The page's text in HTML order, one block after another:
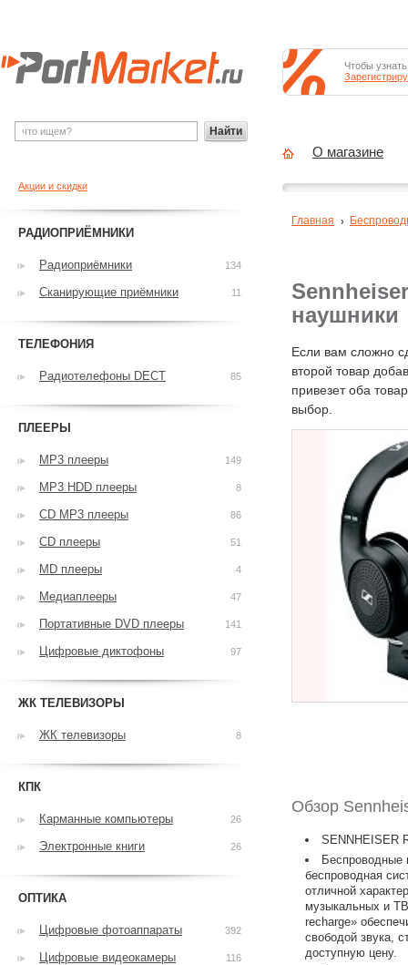
наушники
Если вам сложно
второй товар
привезет оба
выбор.
Обзор
SENNHEISER
Беспроводные
беспроводная
отличной
музыкальных и
recharge»
свободой звука,
доступную цену.
Главная
Акции и скидки
РАДИОПРИЁМНИКИ
Радиоприёмники 134
Сканирующие приёмники 11
ТЕЛЕФОНИЯ
Радиотелефоны DECT 85
ПЛЕЕРЫ
MP3 плееры 149
MP3 HDD плееры 8
CD MP3 плееры 86
CD плееры 51
MD плееры 4
Медиаплееры 47
Портативные DVD плееры 141
Цифровые диктофоны 97
ЖК ТЕЛЕВИЗОРЫ
ЖК телевизоры 8
КПК
Карманные компьютеры 26
Электронные книги 26
ОПТИКА
Цифровые фотоаппараты 392
Цифровые видеокамеры 116
Найти
Чтобы
О магазине